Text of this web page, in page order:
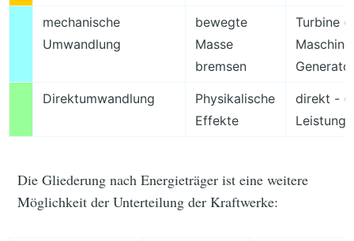
mechanische
Umwandlung
bewegte
Masse
bremsen
Turbine
Direktumwandlung
Physikalische
Effekte
direkt -
Die Gliederung nach Energieträger ist eine weitere
Möglichkeit der Unterteilung der Kraftwerke: